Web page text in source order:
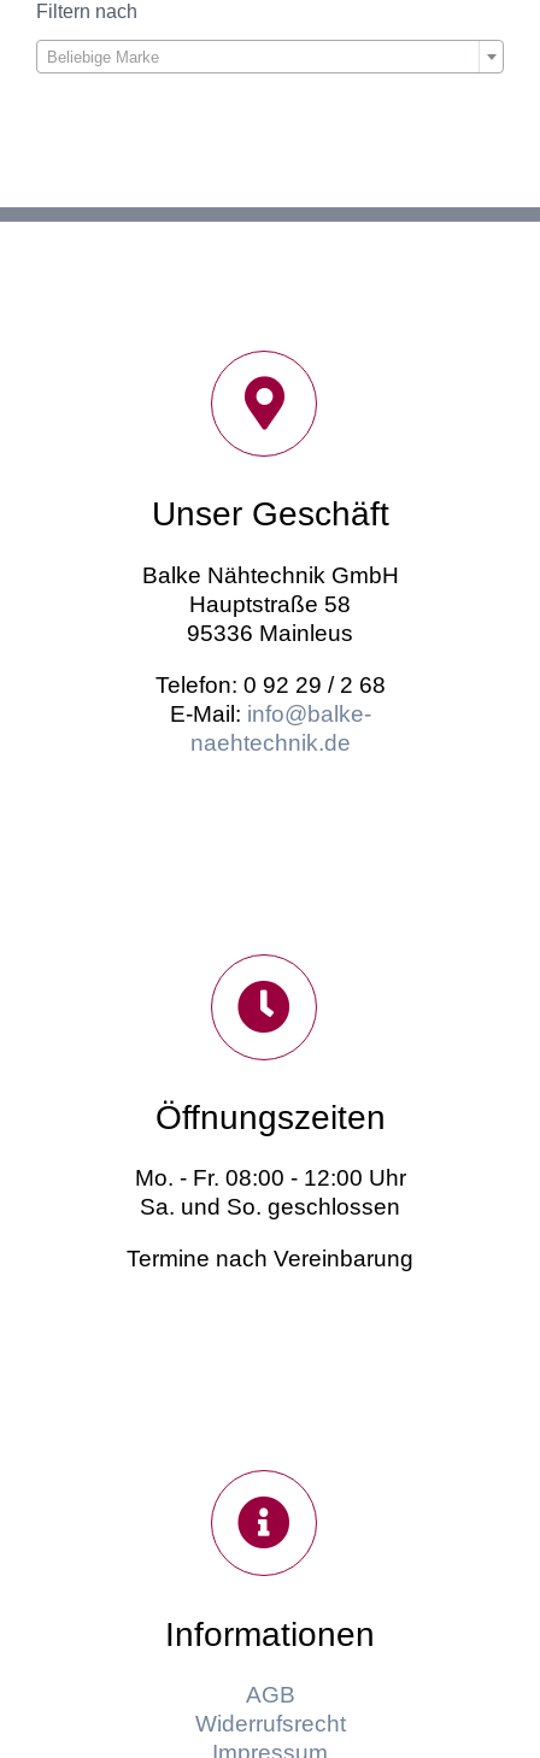
Filtern nach
Beliebige Marke
Unser Geschäft
Balke Nähtechnik GmbH
Hauptstraße 58
95336 Mainleus
Telefon: 0 92 29 / 2 68
E-Mail: info@balke-
naehtechnik.de
Öffnungszeiten
Mo. - Fr. 08:00 - 12:00 Uhr
Sa. und So. geschlossen
Termine nach Vereinbarung
Informationen
AGB
Widerrufsrecht
Impressum